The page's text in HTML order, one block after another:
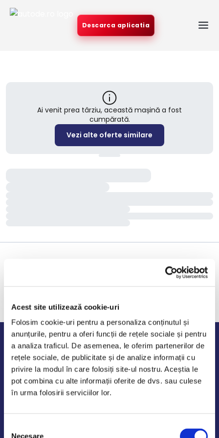
Acest site utilizează cookie-uri
Folosim cookie-uri pentru a personaliza conținutul și
anunțurile, pentru a oferi funcții de rețele sociale și pentru
a analiza traficul. De asemenea, le oferim partenerilor de
rețele sociale, de publicitate și de analize informații cu
privire la modul în care folosiți site-ul nostru. Aceștia le
pot combina cu alte informații oferite de dvs. sau culese
în urma folosirii serviciilor lor.
Necesare
Descarca aplicatia
Ai venit prea târziu, această mașină a fost
cumpărată.
Vezi alte oferte similare
Program de lucru
Luni - Vineri: 09:00-18:00
Sambata - Duminica: 10:00-14:00